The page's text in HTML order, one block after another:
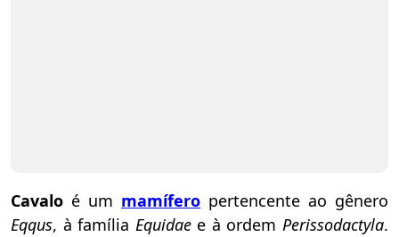
Cavalo é um mamífero pertencente ao gênero
Eqqus, à família Equidae e à ordemPerissodactyla.